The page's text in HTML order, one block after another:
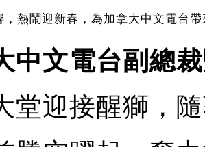
，熱鬧迎新春，為加拿大中文電台帶
中文電台副總
堂迎接醒獅，